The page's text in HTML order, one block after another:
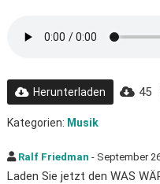
Herunterladen 45
Kategorien: Musik
Ralf Friedman - September
Laden Sie jetzt den WAS